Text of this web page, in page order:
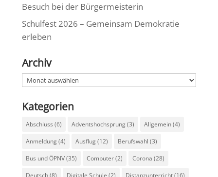
Besuch bei der Bürgermeisterin
Schulfest 2026 – Gemeinsam Demokratie
erleben
Archiv
Archiv
Kategorien
Abschluss (6) Adventshochsprung(3) Allgemein(4)
Anmeldung(4) Ausflug(12) Berufswahl (3)
Bus und ÖPNV(35) Computer(2) Corona (28)